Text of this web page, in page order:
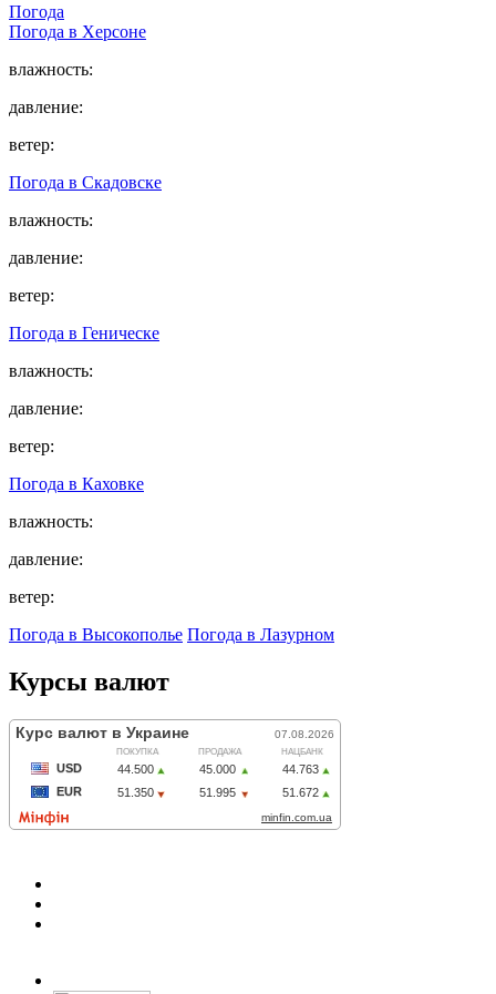
Погода
Погода в Херсоне
влажность:
давление:
ветер:
Погода в Скадовске
влажность:
давление:
ветер:
Погода в Геническе
влажность:
давление:
ветер:
Погода в Каховке
влажность:
давление:
ветер:
Погода в Высокополье Погода в Лазурном
Курсы валют